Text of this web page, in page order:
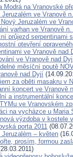
Modrá na Vranovské
Jeruzalém ve Vranově
Jeruzalém ve
varhan ve Vranově
průjezd serpentinami
otevření
ve Vranově nad
ve Vranově nad
měsíční poutě
nad Dyjí
za oběti masakru v
koncert ve Vranově
a instrumentální
ve Vranovském
na vycházce u Maria
výzdoba v kostele
porta 2011
Jeruzalém – květen
prosím, formou